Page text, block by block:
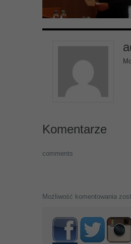
Komentarze
comments
Możliwość komentowania